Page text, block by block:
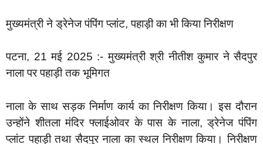
मुख्यमंत्री ने ड्रेनेज पंपिंग प्लांट, पहाड़ी का भी किया निरीक्षण
पटना, 21 मई 2025 :- मुख्यमंत्री श्री नीतीश कुमार ने सैदपुर
नाला पर पहाड़ी तक भूमिगत
नाला के साथ सड़क निर्माण कार्य का निरीक्षण किया। इस दौरान
उन्होंने शीतला मंदिर फ्लाईओवर के पास के नाला, ड्रेनेज पंपिंग
प्लांट पहाड़ी तथा सैदपुर नाला का स्थल निरीक्षण किया। निरीक्षण